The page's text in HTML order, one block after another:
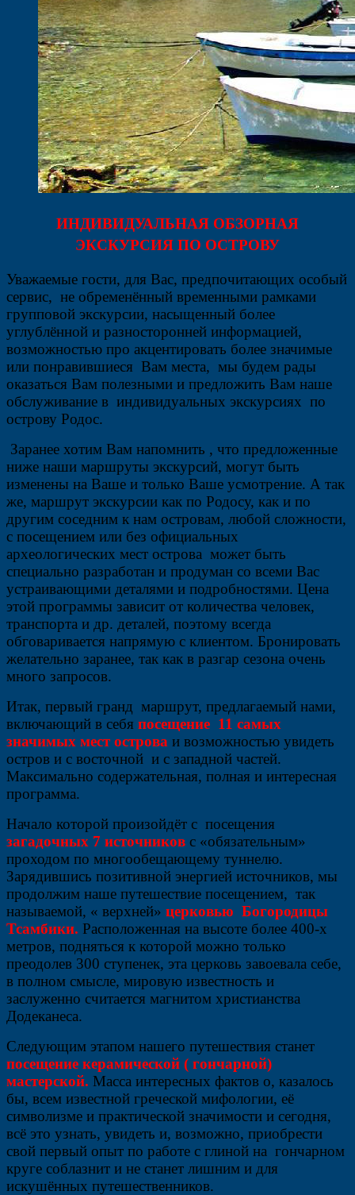
ИНДИВИДУАЛЬНАЯ ОБЗОРНАЯ
ЭКСКУРСИЯ ПО ОСТРОВУ
Уважаемые гости, для Вас, предпочитающих особый
сервис, не обременённый временными рамками
групповой экскурсии, насыщенный более
углублённой и разносторонней информацией,
возможностью про акцентировать более значимые
или понравившиеся Вам места, мы будем рады
оказаться Вам полезными и предложить Вам наше
обслуживание в индивидуальных экскурсиях по
острову Родос.
Заранее хотим Вам напомнить , что предложенные
ниже наши маршруты экскурсий, могут быть
изменены на Ваше и только Ваше усмотрение. А так
же, маршрут экскурсии как по Родосу, как и по
другим соседним к нам островам, любой сложности,
с посещением или без официальных
археологических мест острова может быть
специально разработан и продуман со всеми Вас
устраивающими деталями и подробностями. Цена
этой программы зависит от количества человек,
транспорта и др. деталей, поэтому всегда
обговаривается напрямую с клиентом. Бронировать
желательно заранее, так как в разгар сезона очень
много запросов.
Итак, первый гранд маршрут, предлагаемый нами,
включающий в себя посещение 11 самых
значимых мест острова и возможностью увидеть
остров и с восточной и с западной частей.
Максимально содержательная, полная и интересная
программа.
Начало которой произойдёт с посещения
загадочных 7 источников с «обязательным»
проходом по многообещающему туннелю.
Зарядившись позитивной энергией источников, мы
продолжим наше путешествие посещением, так
называемой, « верхней» церковью Богородицы
Тсамбики. Расположенная на высоте более 400-х
метров, подняться к которой можно только
преодолев 300 ступенек, эта церковь завоевала себе,
в полном смысле, мировую известность и
заслуженно считается магнитом христианства
Додеканеса.
Следующим этапом нашего путешествия станет
посещение керамической ( гончарной)
мастерской. Масса интересных фактов о, казалось
бы, всем известной греческой мифологии, её
символизме и практической значимости и сегодня,
всё это узнать, увидеть и, возможно, приобрести
свой первый опыт по работе с глиной на гончарном
круге соблазнит и не станет лишним и для
искушённых путешественников.